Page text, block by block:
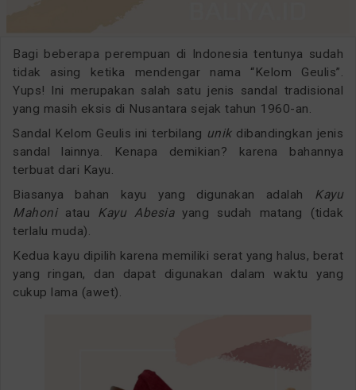
Bagi beberapa perempuan di Indonesia tentunya sudah
tidak asing ketika mendengar nama “Kelom Geulis”.
Yups! Ini merupakan salah satu jenis sandal tradisional
yang masih eksis di Nusantara sejak tahun 1960-an.
Sandal Kelom Geulis ini terbilang unikdibandingkan jenis
sandal lainnya. Kenapa demikian? karena bahannya
terbuat dari Kayu.
Biasanya bahan kayu yang digunakan adalah Kayu
Mahoniatau Kayu Abesiayang sudah matang (tidak
terlalu muda).
Kedua kayu dipilih karena memiliki serat yang halus, berat
yang ringan, dan dapat digunakan dalam waktu yang
cukup lama (awet).